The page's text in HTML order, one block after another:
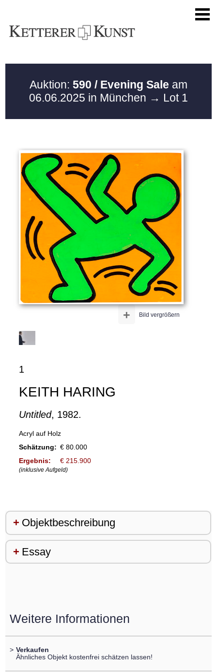
Auktion: 590 / Evening Sale am
06.06.2025 in München → Lot 1
Bild vergrößern
+
1
KEITH HARING
Untitled, 1982.
Acryl auf Holz
Schätzung: € 80.000
Ergebnis:
€ 215.900
(inklusive Aufgeld)
Objektbeschreibung
Essay
Weitere Informationen
> Verkaufen
Ähnliches Objekt kostenfrei schätzen lassen!